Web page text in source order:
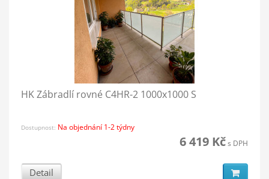
HK Zábradlí rovné C4HR-2 1000x1000 S
Dostupnost: Na objednání 1-2 týdny
6 419 Kčs DPH
Detail